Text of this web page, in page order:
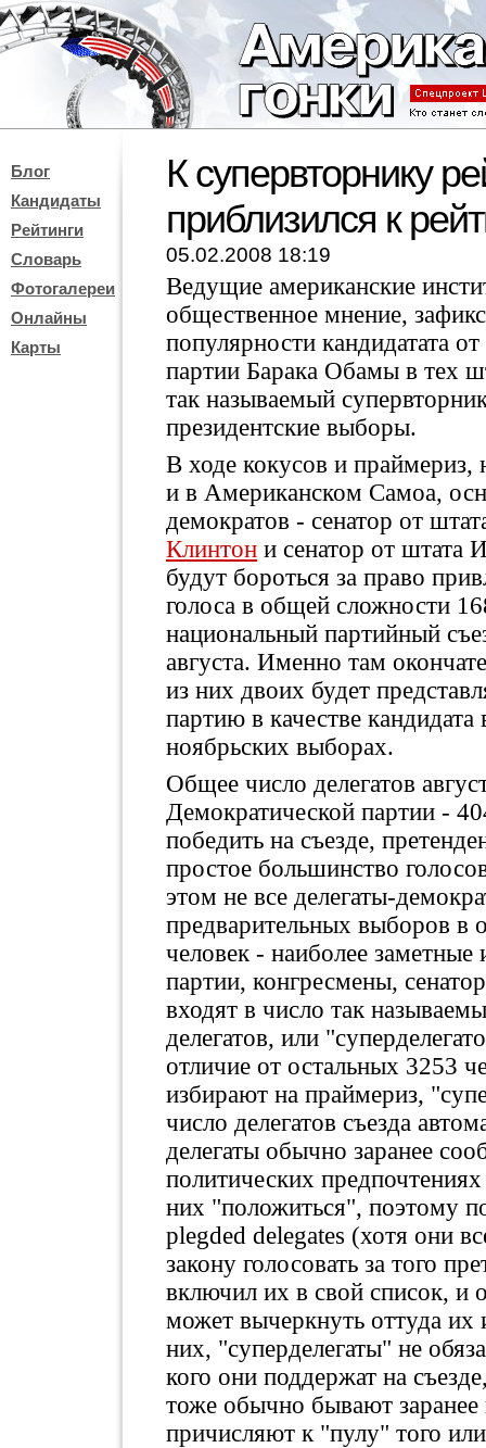
Блог
Кандидаты
Рейтинги
Словарь
Фотогалереи
Онлайны
Карты
К супервторнику
приблизился к
05.02.2008 18:19
Ведущие американские
общественное мнение,
популярности кандидатата
партии Барака Обамы в тех
так называемый
президентские выборы.
В ходе кокусов и
и в Американском Самоа,
демократов - сенатор от
Клинтон и сенатор от штата
будут бороться за право
голоса в общей сложности
национальный партийный
августа. Именно там
из них двоих будет
партию в качестве
ноябрьских выборах.
Общее число делегатов
Демократической партии -
победить на съезде,
простое большинство
этом не все делегаты-
предварительных выборов в
человек - наиболее заметные
партии, конгресмены,
входят в число так
делегатов, или
отличие от остальных 3253
избирают на праймериз,
число делегатов съезда
делегаты обычно заранее
политических
них "положиться", поэтому
plegded delegates (хотя они
закону голосовать за того
включил их в свой список, и
может вычеркнуть оттуда их
них, "суперделегаты" не
кого они поддержат на
тоже обычно бывают заранее
причисляют к "пулу" того